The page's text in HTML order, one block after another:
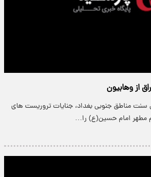
از وهابیون
سنت مناطق جنوبی بغداد، جنایات تروریست های
مطهر امام حسین(ع) را…